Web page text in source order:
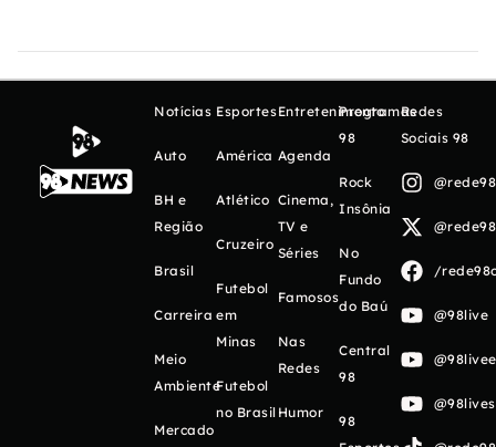
Notícias
Auto
BH e
Região
Brasil
Carreira
Meio
Ambiente
Mercado
Esportes
América
Atlético
Cruzeiro
Futebol
em
Minas
Futebol
no Brasil
Entretenimento
Agenda
Cinema,
TV e
Séries
Famosos
Nas
Redes
Humor
Programas
98
Rock
Insônia
No
Fundo
do Baú
Central
98
98
Redes
Sociais 98
/
@98live